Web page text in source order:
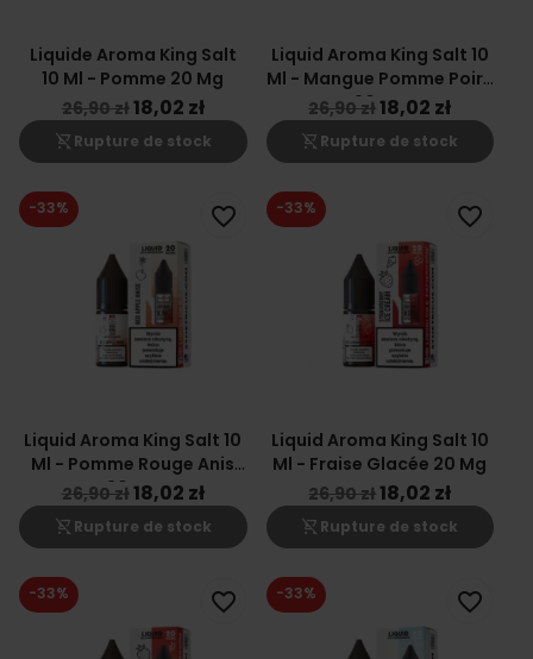
Liquide Aroma King Salt
10 Ml - Pomme 20 Mg
26,90 zł18,02 zł
shopping_cart_off Rupture de stock
Liquid Aroma King Salt 10
Ml - Mangue Pomme Poire
20 Mg
26,90 zł18,02 zł
shopping_cart_off Rupture de stock
Liquid Aroma King Salt 10
Ml - Pomme Rouge Anis
20 Mg
26,90 zł18,02 zł
shopping_cart_off Rupture de stock
-33% favorite_border
Liquid Aroma King Salt 10
Ml - Fraise Glacée 20 Mg
26,90 zł18,02 zł
shopping_cart_off Rupture de stock
-33% favorite_border
-33% favorite_border -33% favorite_border